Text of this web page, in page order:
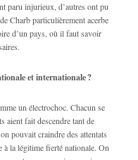
paru injurieux, d’autres ont pu
Charb particulièrement acerbe
d’un pays, où il faut savoir
et internationale ?
un électrochoc. Chacun se
aient fait descendre tant de
pouvait craindre des attentats
la légitime fierté nationale. On